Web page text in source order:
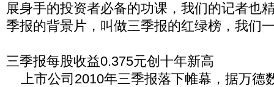
展身手的投资者必备的功课，我们的记者也
季报的背景片，叫做三季报的红绿榜，我们
三季报每股收益0.375元创十年新高
上市公司2010年三季报落下帷幕，据万德